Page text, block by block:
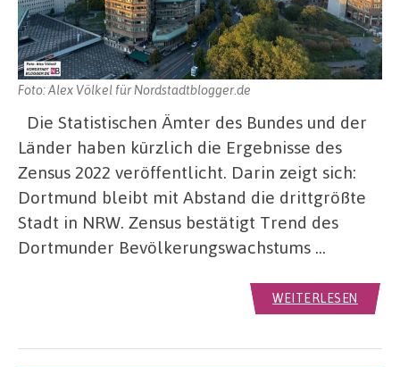
Foto: Alex Völkel für Nordstadtblogger.de
Die Statistischen Ämter des Bundes und der
Länder haben kürzlich die Ergebnisse des
Zensus 2022 veröffentlicht. Darin zeigt sich:
Dortmund bleibt mit Abstand die drittgrößte
Stadt in NRW. Zensus bestätigt Trend des
Dortmunder Bevölkerungswachstums …
WEITERLESEN